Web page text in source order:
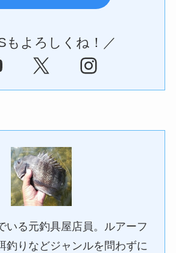
もよろしくね！／
X Instagram
いる元釣具屋店員。ルアーフ
釣りなどジャンルを問わずに